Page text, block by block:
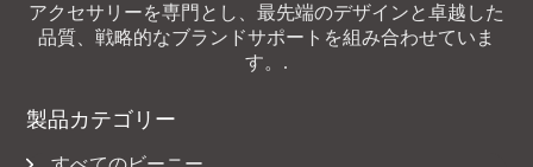
アクセサリーを専門とし、最先端のデザインと卓越した
品質、戦略的なブランドサポートを組み合わせていま
す。.
製品カテゴリー